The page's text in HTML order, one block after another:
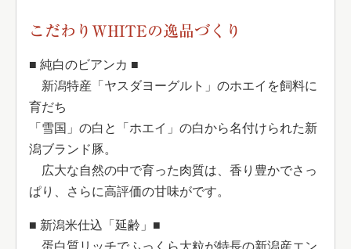
こだわりWHITEの逸品づくり
■ 純白のビアンカ ■
新潟特産「ヤスダヨーグルト」のホエイを飼料に
育だち
「雪国」の白と「ホエイ」の白から名付けられた新
潟ブランド豚。
広大な自然の中で育った肉質は、香り豊かでさっ
ぱり、さらに高評価の甘味がです。
■ 新潟米仕込「延齢」■
蛋白質リッチでふっくら大粒が特長の新潟産エン